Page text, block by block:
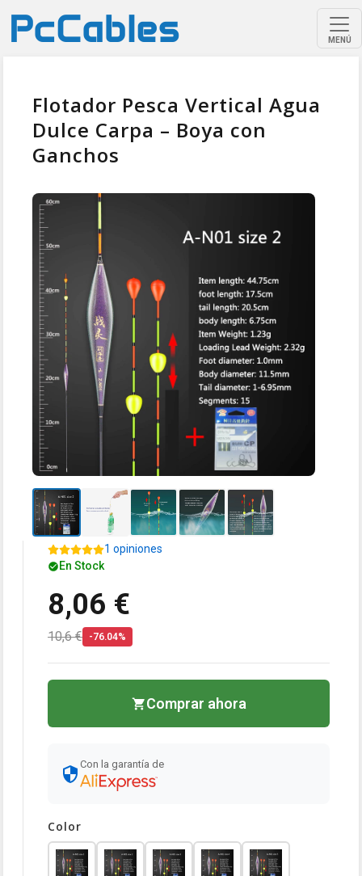
MENÚ
Flotador Pesca Vertical Agua
Dulce Carpa – Boya con
Ganchos
1 opiniones
En Stock
8,06 €
10,6 € -76.04%
Comprar ahora
Con la garantía de
Color